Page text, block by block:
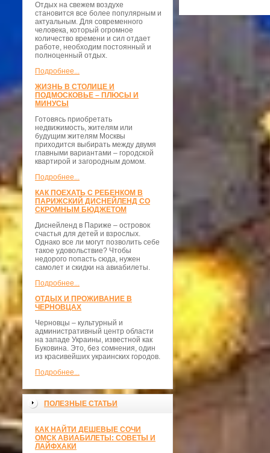
Отдых на свежем воздухе
становится все более популярным и
актуальным. Для современного
человека, который огромное
количество времени и сил отдает
работе, необходим постоянный и
полноценный отдых.
Подробнее...
ЖИЗНЬ В СТОЛИЦЕ И
ПОДМОСКОВЬЕ – ПЛЮСЫ И
МИНУСЫ
Готовясь приобретать
недвижимость, жителям или
будущим жителям Москвы
приходится выбирать между двумя
главными вариантами – городской
квартирой и загородным домом.
Подробнее...
КАК ПОЕХАТЬ С РЕБЕНКОМ В
ПАРИЖСКИЙ ДИСНЕЙЛЕНД СО
СКРОМНЫМ БЮДЖЕТОМ
Диснейленд в Париже – островок
счастья для детей и взрослых.
Однако все ли могут позволить себе
такое удовольствие? Чтобы
недорого попасть сюда, нужен
самолет и скидки на авиабилеты.
Подробнее...
ОТДЫХ И ПРОЖИВАНИЕ В
ЧЕРНОВЦАХ
Черновцы – культурный и
административный центр области
на западе Украины, известной как
Буковина. Это, без сомнения, один
из красивейших украинских городов.
Подробнее...
ПОЛЕЗНЫЕ СТАТЬИ
КАК НАЙТИ ДЕШЕВЫЕ СОЧИ
ОМСК АВИАБИЛЕТЫ: СОВЕТЫ И
ЛАЙФХАКИ